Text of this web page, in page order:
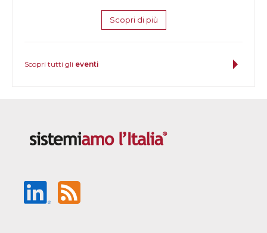
Scopri di più
Scopri tutti gli eventi